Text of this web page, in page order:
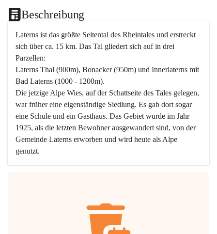
Beschreibung
Laterns ist das größte Seitental des Rheintales und erstreckt
sich über ca. 15 km. Das Tal gliedert sich auf in drei
Parzellen:
Laterns Thal (900m), Bonacker (950m) und Innerlaterns mit
Bad Laterns (1000 - 1200m).
Die jetzige Alpe Wies, auf der Schattseite des Tales gelegen,
war früher eine eigenständige Siedlung. Es gab dort sogar
eine Schule und ein Gasthaus. Das Gebiet wurde im Jahr
1925, als die letzten Bewohner ausgewandert sind, von der
Gemeinde Laterns erworben und wird heute als Alpe
genutzt.